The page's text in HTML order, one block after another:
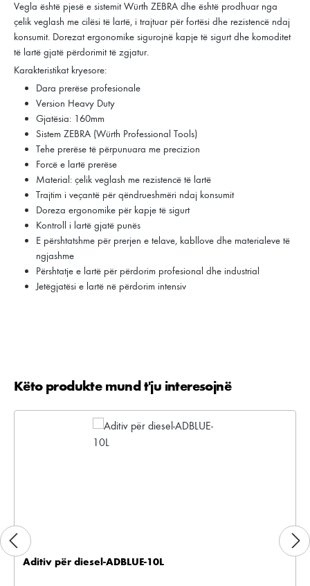
Vegla është pjesë e sistemit Würth ZEBRA dhe është prodhuar nga
çelik veglash me cilësi të lartë, i trajtuar për fortësi dhe rezistencë ndaj
konsumit. Dorezat ergonomike sigurojnë kapje të sigurt dhe komoditet
të lartë gjatë përdorimit të zgjatur.
Karakteristikat kryesore:
Dara prerëse profesionale
Version Heavy Duty
Gjatësia: 160mm
Sistem ZEBRA (Würth Professional Tools)
Tehe prerëse të përpunuara me precizion
Forcë e lartë prerëse
Material: çelik veglash me rezistencë të lartë
Trajtim i veçantë për qëndrueshmëri ndaj konsumit
Doreza ergonomike për kapje të sigurt
Kontroll i lartë gjatë punës
E përshtatshme për prerjen e telave, kabllove dhe materialeve të
ngjashme
Përshtatje e lartë për përdorim profesional dhe industrial
Jetëgjatësi e lartë në përdorim intensiv
Kalo galerinë e produktit
Këto produkte mund t'ju interesojnë
Aditiv për diesel-ADBLUE-10L